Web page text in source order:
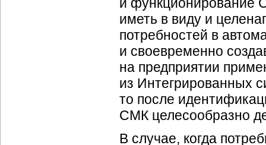
и функционирование
иметь в виду и
потребностей в
и своевременно
на предприятии
из Интегрированных
то после
СМК целесообразно
В случае, когда